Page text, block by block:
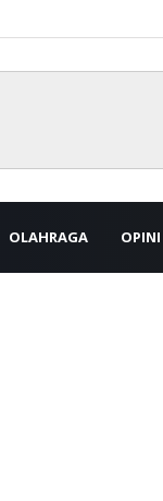
OLAHRAGA OPINI